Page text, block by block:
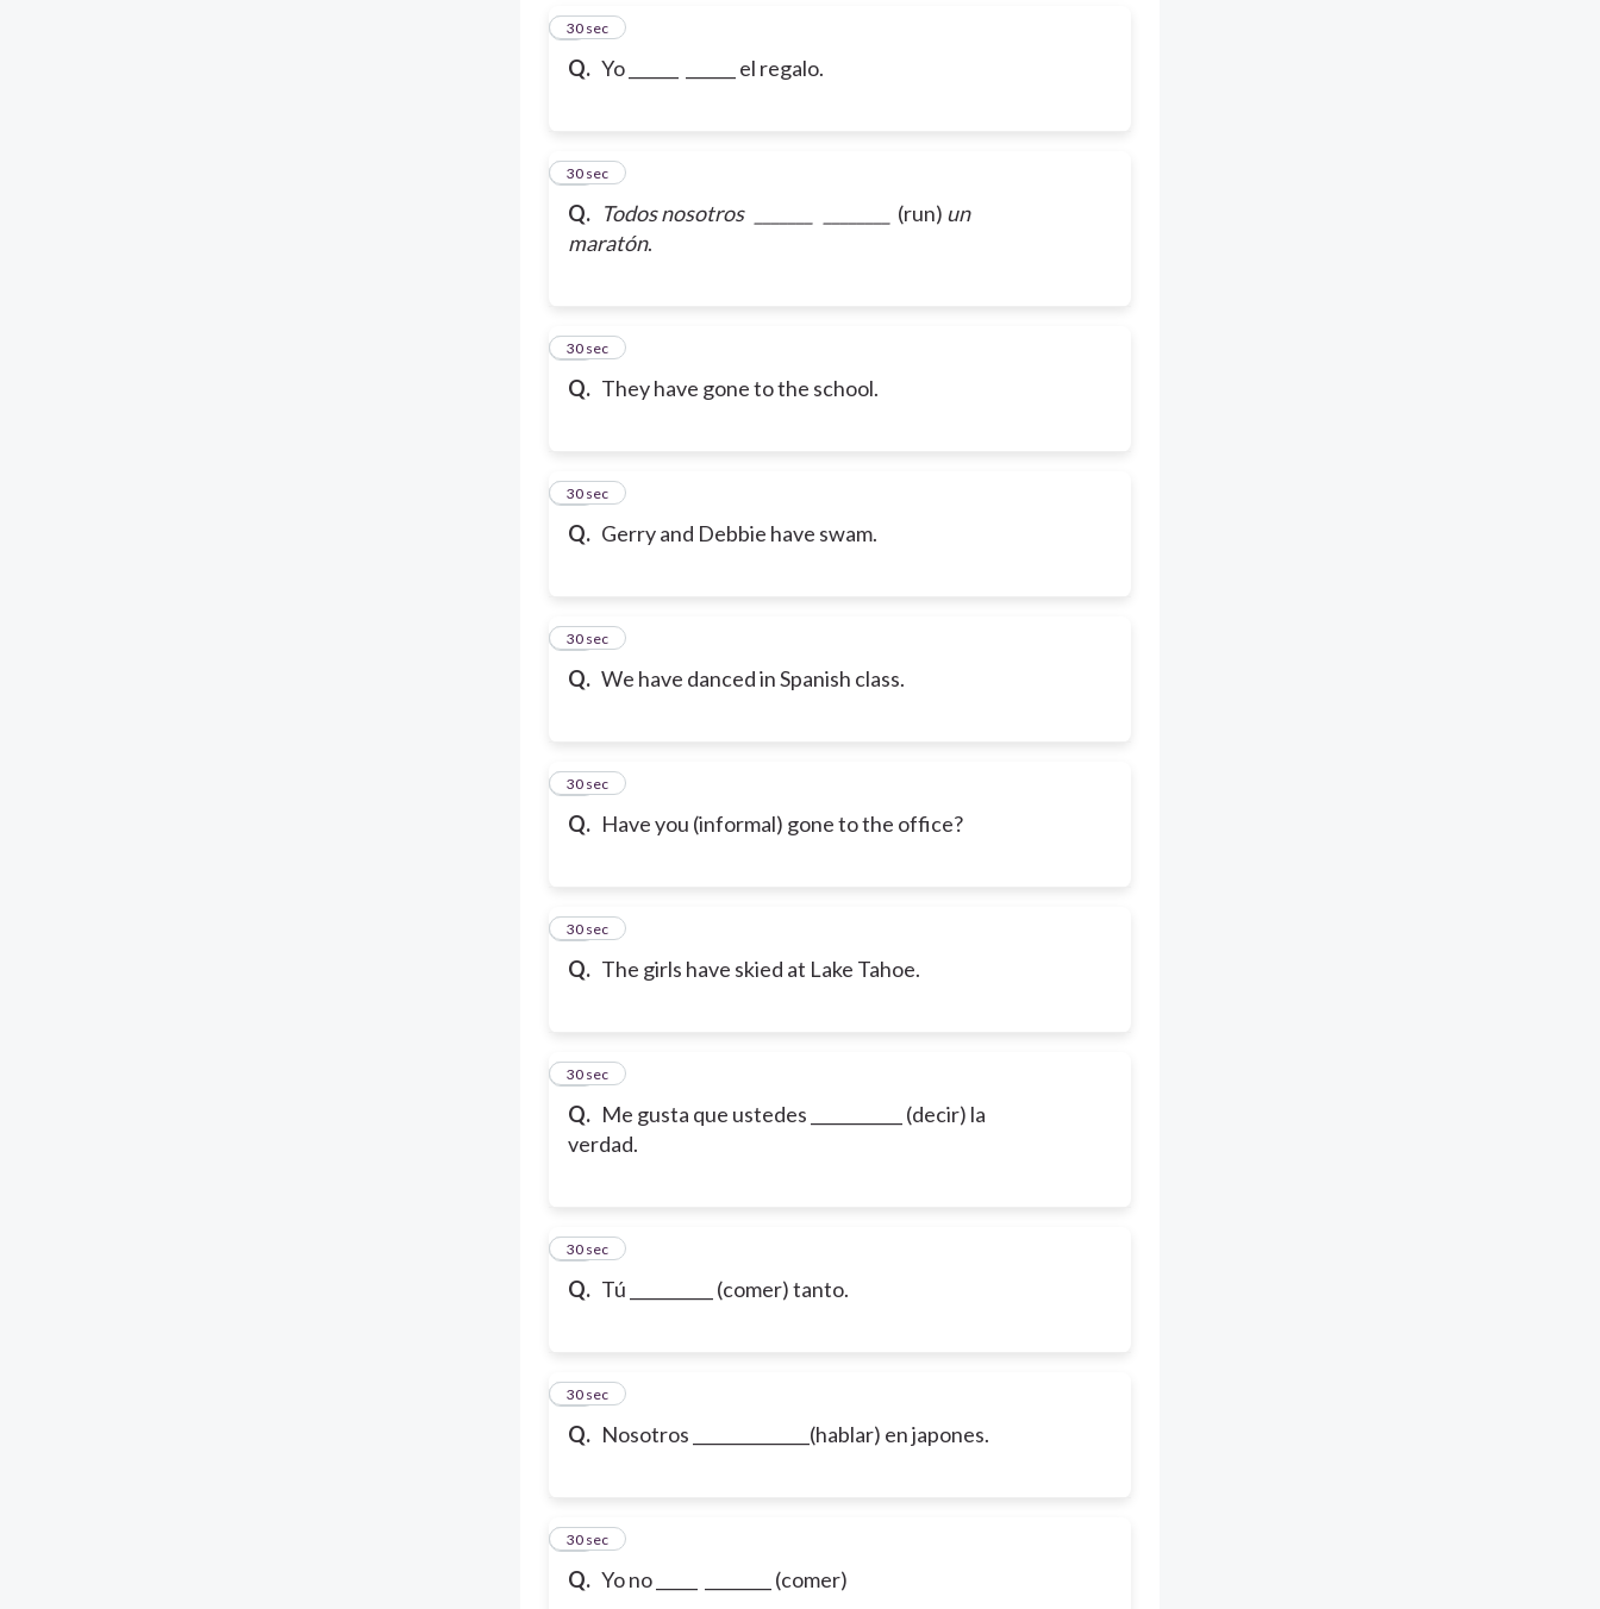
Q. Yo ______ ______ el regalo.
9
30 sec
Q. Todos nosotros _______ ________ (run) un
maratón.
10
30 sec
Q. They have gone to the school.
11
30 sec
Q. Gerry and Debbie have swam.
12
30 sec
Q. We have danced in Spanish class.
13
30 sec
Q. Have you (informal) gone to the office?
14
30 sec
Q. The girls have skied at Lake Tahoe.
15
30 sec
Q. Me gusta que ustedes ___________ (decir) la
verdad.
16
30 sec
Q. Tú __________ (comer) tanto.
17
30 sec
Q. Nosotros ______________(hablar) en japones.
18
30 sec
Q. Yo no _____ ________ (comer)
19
30 sec